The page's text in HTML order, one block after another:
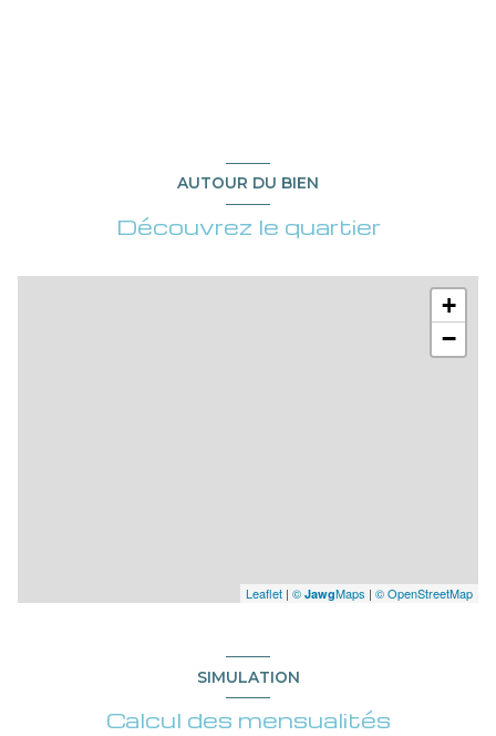
AUTOUR DU BIEN
Découvrez le quartier
+
−
Leaflet | © JawgMaps | © OpenStreetMap
SIMULATION
Calcul des mensualités